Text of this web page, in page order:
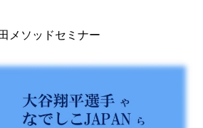
メソッドセミナー